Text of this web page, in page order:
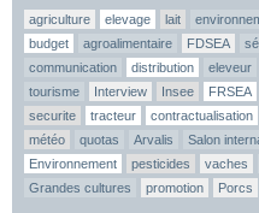
agriculture elevage lait
budget
agroalimentaire FDSEA
communication
distribution eleveur
tourisme
Interview Insee FRSEA
securite
tracteur contractualisation
météo
quotas Arvalis Salon
Environnement
pesticides vaches
Grandes cultures
promotion Porcs